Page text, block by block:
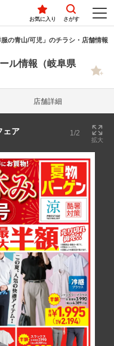
お気に入り さがす
服の青山/可児」のチラシ・店舗情報
ル情報（岐阜県
店舗詳細
ェア 1/2
拡大